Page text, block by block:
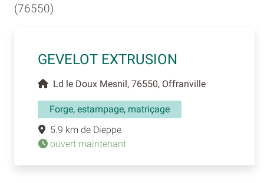
(76550)
GEVELOT EXTRUSION
Ld le Doux Mesnil, 76550, Offranville
Forge, estampage, matriçage
5.9 km de Dieppe
ouvert maintenant